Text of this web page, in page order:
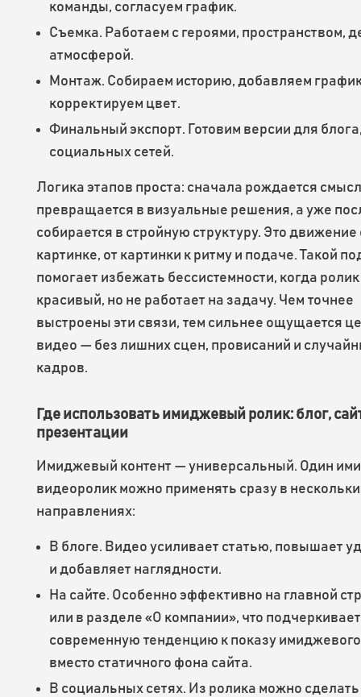
команды, согласуем график.
Съемка. Работаем с героями, пространством,
атмосферой.
Монтаж. Собираем историю, добавляем
корректируем цвет.
Финальный экспорт. Готовим версии для
социальных сетей.
Логика этапов проста: сначала рождается
превращается в визуальные решения, а уже
собирается в стройную структуру. Это движение
картинке, от картинки к ритму и подаче. Такой
помогает избежать бессистемности, когда
красивый, но не работает на задачу. Чем точнее
выстроены эти связи, тем сильнее ощущается
видео — без лишних сцен, провисаний и
кадров.
Где использовать имиджевый ролик: блог,
презентации
Имиджевый контент — универсальный. Один
видеоролик можно применять сразу в
направлениях:
В блоге. Видео усиливает статью, повышает
и добавляет наглядности.
На сайте. Особенно эффективно на главной
или в разделе «О компании», что подчеркивает
современную тенденцию к показу имиджевого
вместо статичного фона сайта.
В социальных сетях. Из ролика можно